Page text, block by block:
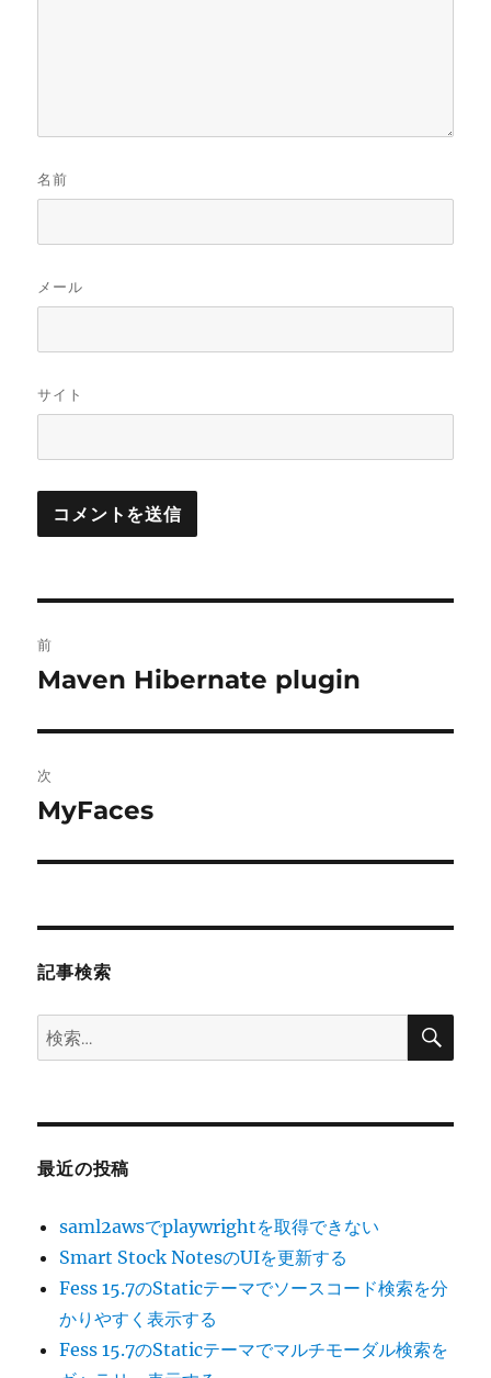
名前
メール
サイト
稿
ビ
ゲ
ー
前
前
投
稿:
Maven Hibernate plugin
次
次
投
MyFaces
記事検索
検
索:
検
最近の投稿
saml2awsでplaywrightを取得できない
Smart Stock NotesのUIを更新する
Fess 15.7のStaticテーマでソースコード検索を分
かりやすく表示する
Fess 15.7のStaticテーマでマルチモーダル検索を